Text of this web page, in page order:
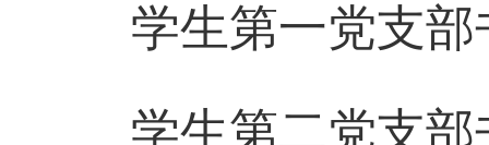
学生第一党支
学生第二党支